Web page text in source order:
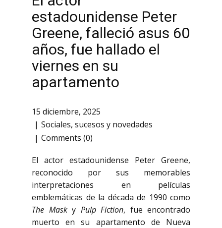
estadounidense Peter
Greene, falleció asus 60
años, fue hallado el
viernes en su
apartamento
15 diciembre, 2025
Sociales, sucesos y novedades
Comments (0)
El actor estadounidense Peter Greene,
reconocido por sus memorables
interpretaciones en películas
emblemáticas de la década de 1990 como
The Masky Pulp Fiction, fue encontrado
muerto en su apartamento de Nueva